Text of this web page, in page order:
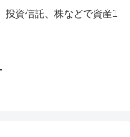
投資信託、株などで資産1